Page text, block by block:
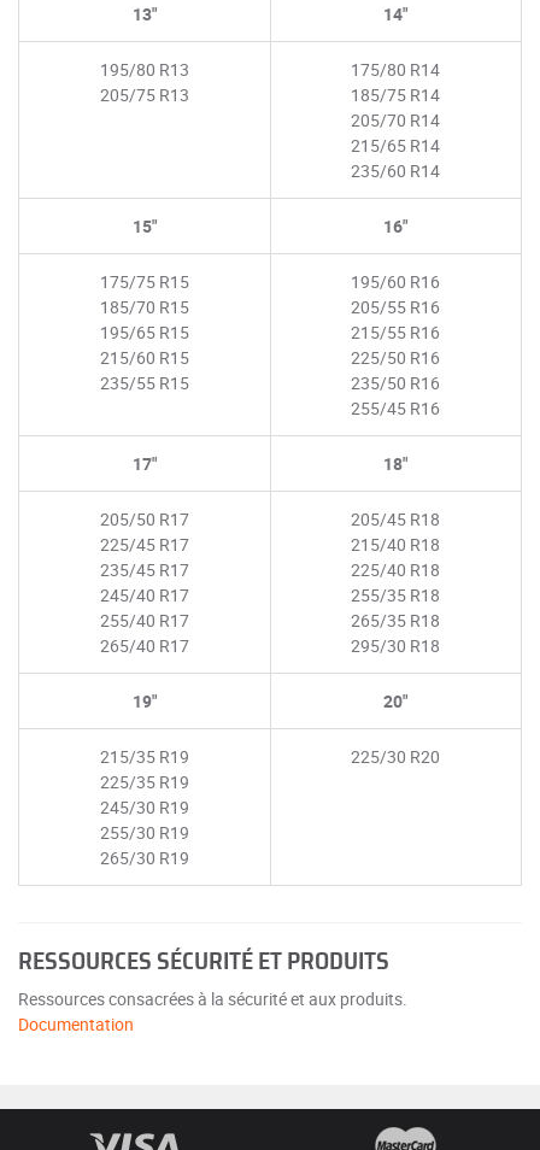
13"
195/80 R13
205/75 R13
14"
175/80 R14
185/75 R14
205/70 R14
215/65 R14
235/60 R14
15"
175/75 R15
185/70 R15
195/65 R15
215/60 R15
235/55 R15
16"
195/60 R16
205/55 R16
215/55 R16
225/50 R16
235/50 R16
255/45 R16
17"
205/50 R17
225/45 R17
235/45 R17
245/40 R17
255/40 R17
265/40 R17
18"
205/45 R18
215/40 R18
225/40 R18
255/35 R18
265/35 R18
295/30 R18
19"
215/35 R19
225/35 R19
245/30 R19
255/30 R19
265/30 R19
20"
225/30 R20
RESSOURCES SÉCURITÉ ET PRODUITS
Ressources consacrées à la sécurité et aux produits.
Documentation